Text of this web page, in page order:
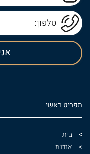
תפריט ראשי
בית
אודות